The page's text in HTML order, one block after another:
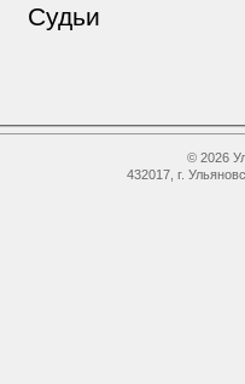
Судьи
© 2026
432017, г.